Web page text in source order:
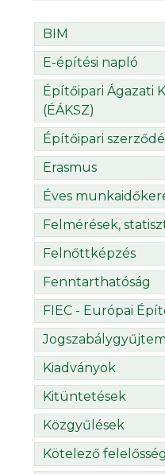
BIM
E-építési napló
Építőipari Ágazati
(ÉÁKSZ)
Építőipari
Erasmus
Éves
Felmérések,
Felnőttképzés
Fenntarthatóság
FIEC - Európai
Kiadványok
Kitüntetések
Közgyűlések
Kötelező